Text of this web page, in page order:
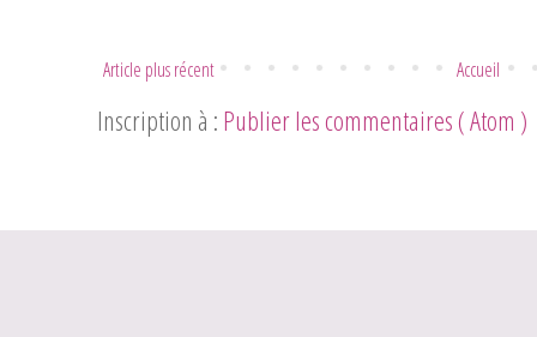
Article plus récent Accueil
Inscription à :Publier les commentaires ( Atom )